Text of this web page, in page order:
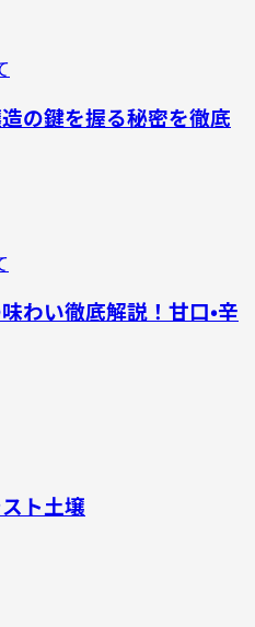
の鍵を握る秘密を徹底
わい徹底解説！甘口・辛
ト土壌